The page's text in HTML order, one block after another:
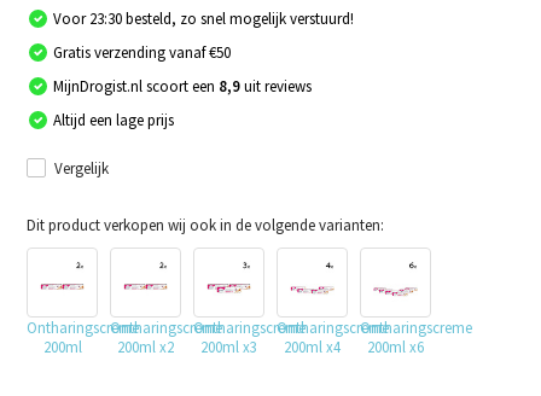
Voor 23:30 besteld, zo snel mogelijk verstuurd!
Gratis verzending vanaf €50
MijnDrogist.nl scoort een 8,9uit reviews
Altijd een lage prijs
Vergelijk
Dit product verkopen wij ook in de volgende varianten:
Ontharingscreme
200ml
Ontharingscreme
200ml x2
Ontharingscreme
200ml x3
Ontharingscreme
200ml x4
Ontharingscreme
200ml x6